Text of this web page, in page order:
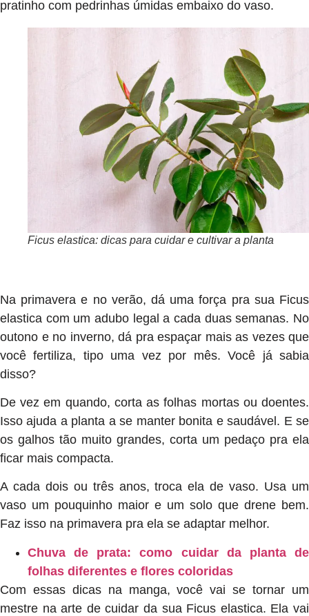
pratinho com pedrinhas úmidas embaixo do vaso.
Ficus elastica: dicas para cuidar e cultivar a planta
Na primavera e no verão, dá uma força pra sua Ficus
elastica com um adubo legal a cada duas semanas. No
outono e no inverno, dá pra espaçar mais as vezes que
você fertiliza, tipo uma vez por mês. Você já sabia
disso?
De vez em quando, corta as folhas mortas ou doentes.
Isso ajuda a planta a se manter bonita e saudável. E se
os galhos tão muito grandes, corta um pedaço pra ela
ficar mais compacta.
A cada dois ou três anos, troca ela de vaso. Usa um
vaso um pouquinho maior e um solo que drene bem.
Faz isso na primavera pra ela se adaptar melhor.
Chuva de prata: como cuidar da planta de
folhas diferentes e flores coloridas
Com essas dicas na manga, você vai se tornar um
mestre na arte de cuidar da sua Ficus elastica. Ela vai